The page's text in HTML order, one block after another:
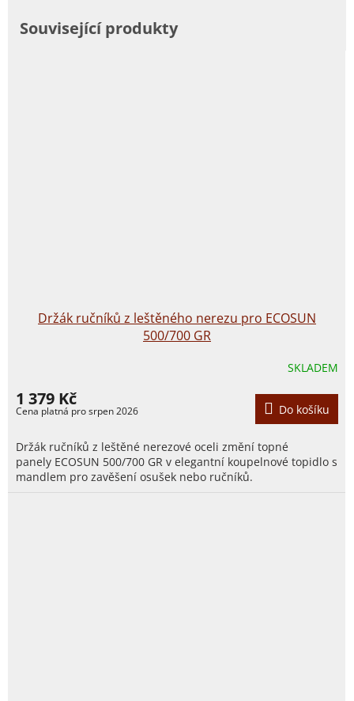
Související produkty
Držák ručníků z leštěného nerezu pro ECOSUN
500/700 GR
SKLADEM
1 379 Kč
Do košíku
Držák ručníků z leštěné nerezové oceli změní topné
panely ECOSUN 500/700 GR v elegantní koupelnové topidlo s
mandlem pro zavěšení osušek nebo ručníků.